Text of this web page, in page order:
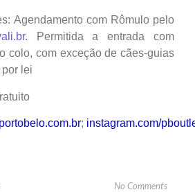
Agendamento com Rômulo pelo
Permitida a entrada com
colo, com exceção de cães-guias
lei
; instagram.com/
No Comments